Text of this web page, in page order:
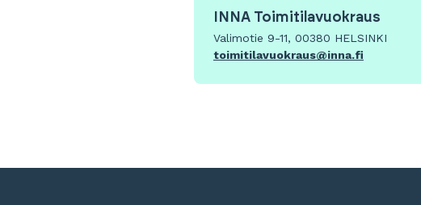
INNA Toimitilavuokraus
Valimotie 9-11, 00380 HELSINKI
toimitilavuokraus@inna.fi